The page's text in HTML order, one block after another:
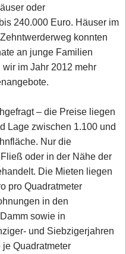
oder
240.000 Euro. Häuser im
konnten
an junge Familien
im Jahr 2012 mehr
– die Preise liegen
Lage zwischen 1.100 und
Nur die
oder in der Nähe der
Die Mieten liegen
pro Quadratmeter
in den
sowie in
und Siebzigerjahren
Quadratmeter